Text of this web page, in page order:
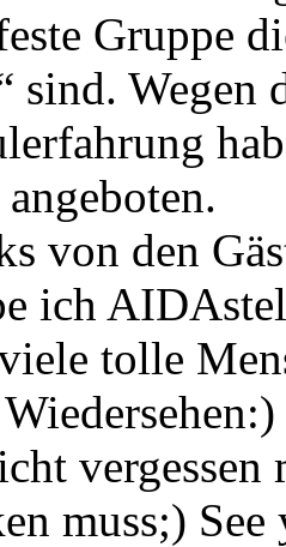
Gruppe
sind. Wegen
von den
ich
tolle
muss;) See